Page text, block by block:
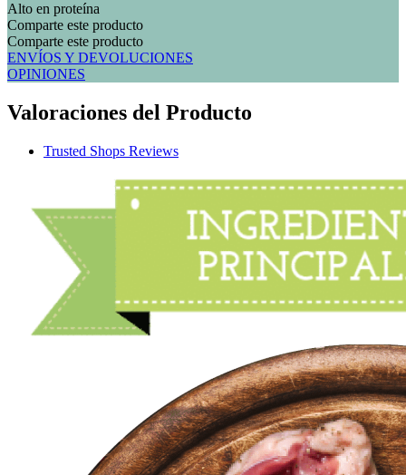
Alto en proteína
Comparte este producto
Comparte este producto
ENVÍOS Y DEVOLUCIONES
OPINIONES
Valoraciones del Producto
Trusted Shops Reviews